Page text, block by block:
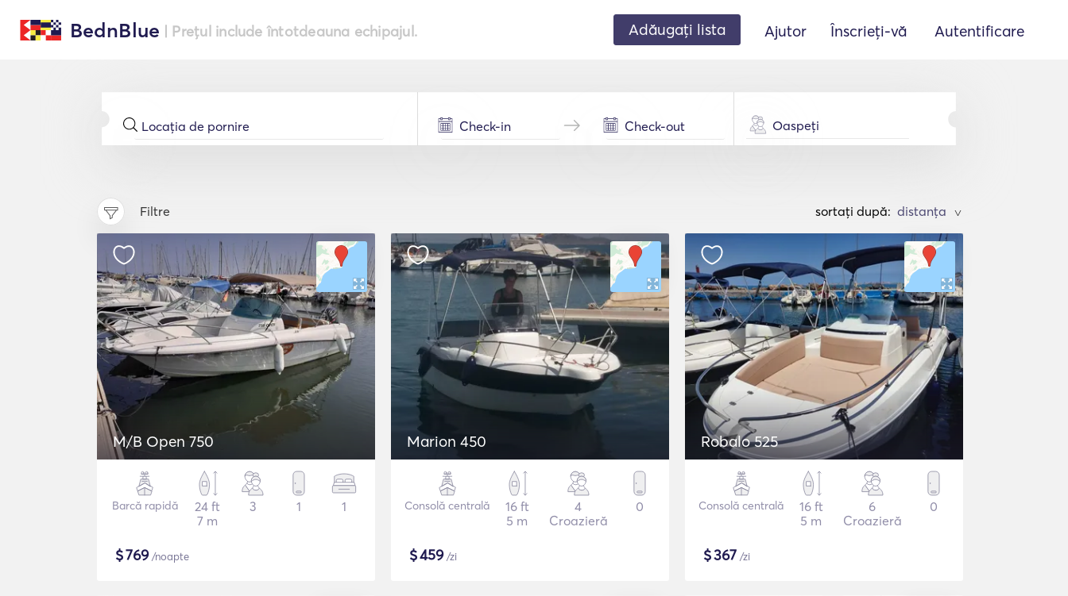
BednBlue | Prețul include întotdeauna echipajul. Adăugați lista Ajutor Înscrieți-vă Autentificare
Oaspeți
Filtre sortați după: >
M/B Open 750
Barcă rapidă
24 ft
7 m
3 1 1
$769/noapte
Marion 450
Consolă centrală
16 ft
5 m
4
Croazieră
0
$459/zi
Robalo 525
Consolă centrală
16 ft
5 m
6
Croazieră
0
$367 /zi